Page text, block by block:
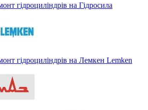
гідроциліндрів на Гідросила
гідроциліндрів на Лемкен Lemken